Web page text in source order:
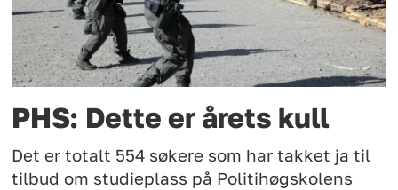
PHS: Dette er årets kull
Det er totalt 554 søkere som har takket ja til
tilbud om studieplass på Politihøgskolens